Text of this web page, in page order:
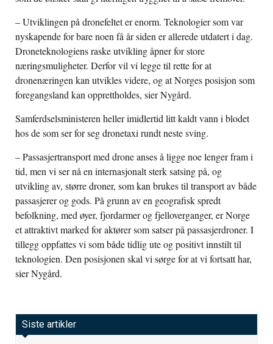
– Utviklingen på dronefeltet er enorm. Teknologier som var
nyskapende for bare noen få år siden er allerede utdatert i dag.
Droneteknologiens raske utvikling åpner for store
næringsmuligheter. Derfor vil vi legge til rette for at
dronenæringen kan utvikles videre, og at Norges posisjon som
foregangsland kan opprettholdes, sier Nygård.
Samferdselsministeren heller imidlertid litt kaldt vann i blodet
hos de som ser for seg dronetaxi rundt neste sving.
– Passasjertransport med drone anses å ligge noe lenger fram i
tid, men vi ser nå en internasjonalt sterk satsing på, og
utvikling av, større droner, som kan brukes til transport av både
passasjerer og gods. På grunn av en geografisk spredt
befolkning, med øyer, fjordarmer og fjelloverganger, er Norge
et attraktivt marked for aktører som satser på passasjerdroner. I
tillegg oppfattes vi som både tidlig ute og positivt innstilt til
teknologien. Den posisjonen skal vi sørge for at vi fortsatt har,
sier Nygård.
Siste artikler